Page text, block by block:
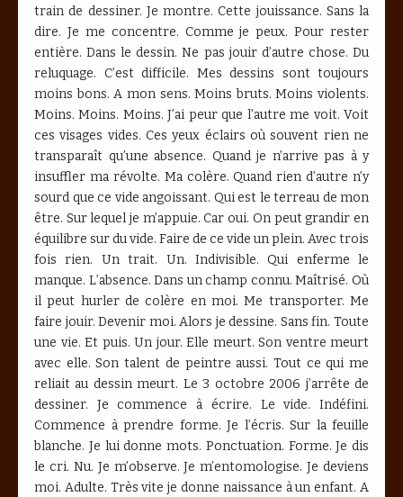
train de dessiner. Je montre. Cette jouissance. Sans la
dire. Je me concentre. Comme je peux. Pour rester
entière. Dans le dessin. Ne pas jouir d’autre chose. Du
reluquage. C’est difficile. Mes dessins sont toujours
moins bons. A mon sens. Moins bruts. Moins violents.
Moins. Moins. Moins. J’ai peur que l’autre me voit. Voit
ces visages vides. Ces yeux éclairs où souvent rien ne
transparaît qu’une absence. Quand je n’arrive pas à y
insuffler ma révolte. Ma colère. Quand rien d’autre n’y
sourd que ce vide angoissant. Qui est le terreau de mon
être. Sur lequel je m’appuie. Car oui. On peut grandir en
équilibre sur du vide. Faire de ce vide un plein. Avec trois
fois rien. Un trait. Un. Indivisible. Qui enferme le
manque. L’absence. Dans un champ connu. Maîtrisé. Où
il peut hurler de colère en moi. Me transporter. Me
faire jouir. Devenir moi. Alors je dessine. Sans fin. Toute
une vie. Et puis. Un jour. Elle meurt. Son ventre meurt
avec elle. Son talent de peintre aussi. Tout ce qui me
reliait au dessin meurt. Le 3 octobre 2006 j’arrête de
dessiner. Je commence à écrire. Le vide. Indéfini.
Commence à prendre forme. Je l’écris. Sur la feuille
blanche. Je lui donne mots. Ponctuation. Forme. Je dis
le cri. Nu. Je m’observe. Je m’entomologise. Je deviens
moi. Adulte. Très vite je donne naissance à un enfant. A